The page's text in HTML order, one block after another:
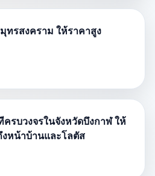
รสงคราม ให้ราคาสูง
รบวงจรในจังหวัดบึงกาฬ ให้
หน้าบ้านและโลตัส